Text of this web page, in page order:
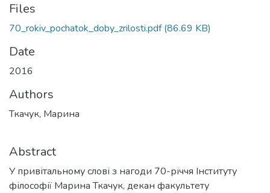
Files
70_rokiv_pochatok_doby_zrilosti.pdf(86.69 KB)
Date
2016
Authors
Ткачук, Марина
Abstract
У привітальному слові з нагоди 70-річчя Інституту
філософії Марина Ткачук, декан факультету